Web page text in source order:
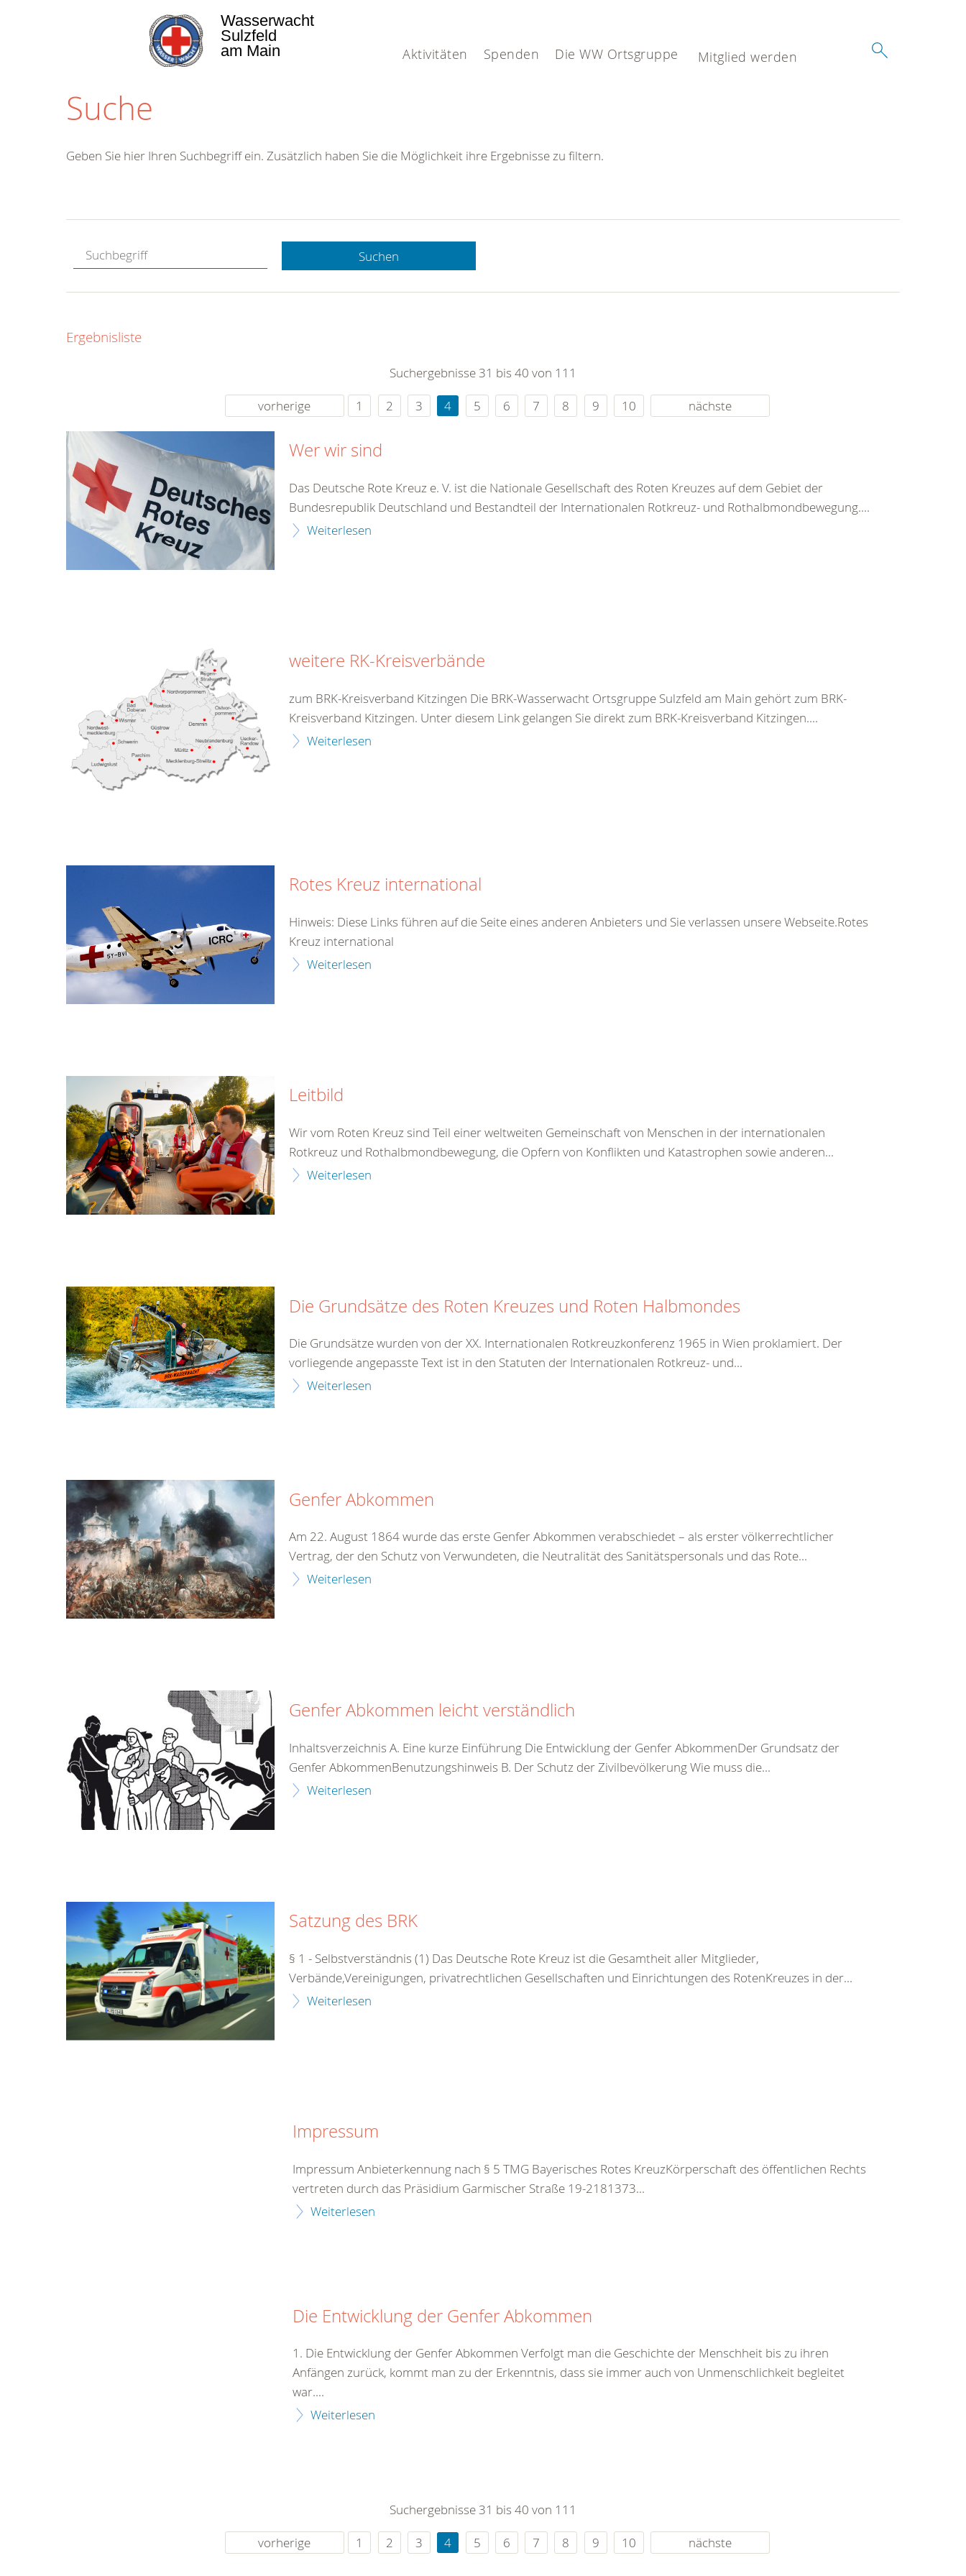
Aktivitäten Spenden Die WW Ortsgruppe Mitglied werden
Wasserwacht
Sulzfeld
am Main
Suche
Hotline.
gerne.
rund um die Uhr
Geben Sie hier Ihren Suchbegriff ein. Zusätzlich haben Sie die Möglichkeit ihre Ergebnisse zu filtern.
Suchen
Ergebnisliste
Suchergebnisse 31 bis 40 von 111
vorherige
1 2 3 4 5 6 7 8 9 10 nächste
Wer wir sind
Das Deutsche Rote Kreuz e. V. ist die Nationale Gesellschaft des Roten Kreuzes auf dem Gebiet der
Bundesrepublik Deutschland und Bestandteil der Internationalen Rotkreuz- und Rothalbmondbewegung....
Weiterlesen
weitere RK-Kreisverbände
zum BRK-Kreisverband Kitzingen Die BRK-Wasserwacht Ortsgruppe Sulzfeld am Main gehört zum BRK-
Kreisverband Kitzingen. Unter diesem Link gelangen Sie direkt zum BRK-Kreisverband Kitzingen....
Weiterlesen
Rotes Kreuz international
Hinweis: Diese Links führen auf die Seite eines anderen Anbieters und Sie verlassen unsere Webseite.Rotes
Kreuz international
Weiterlesen
Leitbild
Wir vom Roten Kreuz sind Teil einer weltweiten Gemeinschaft von Menschen in der internationalen
Rotkreuz und Rothalbmondbewegung, die Opfern von Konflikten und Katastrophen sowie anderen...
Weiterlesen
Die Grundsätze des Roten Kreuzes und Roten Halbmondes
Die Grundsätze wurden von der XX. Internationalen Rotkreuzkonferenz 1965 in Wien proklamiert. Der
vorliegende angepasste Text ist in den Statuten der Internationalen Rotkreuz- und...
Weiterlesen
Genfer Abkommen
Am 22. August 1864 wurde das erste Genfer Abkommen verabschiedet – als erster völkerrechtlicher
Vertrag, der den Schutz von Verwundeten, die Neutralität des Sanitätspersonals und das Rote...
Weiterlesen
Genfer Abkommen leicht verständlich
Inhaltsverzeichnis A. Eine kurze Einführung Die Entwicklung der Genfer AbkommenDer Grundsatz der
Genfer AbkommenBenutzungshinweis B. Der Schutz der Zivilbevölkerung Wie muss die...
Weiterlesen
Satzung des BRK
§ 1 - Selbstverständnis (1) Das Deutsche Rote Kreuz ist die Gesamtheit aller Mitglieder,
Verbände,Vereinigungen, privatrechtlichen Gesellschaften und Einrichtungen des RotenKreuzes in der...
Weiterlesen
Impressum
Impressum Anbieterkennung nach § 5 TMG Bayerisches Rotes KreuzKörperschaft des öffentlichen Rechts
vertreten durch das Präsidium Garmischer Straße 19-2181373...
Weiterlesen
Die Entwicklung der Genfer Abkommen
1. Die Entwicklung der Genfer Abkommen Verfolgt man die Geschichte der Menschheit bis zu ihren
Anfängen zurück, kommt man zu der Erkenntnis, dass sie immer auch von Unmenschlichkeit begleitet
war....
Weiterlesen
Suchergebnisse 31 bis 40 von 111
vorherige
1 2 3 4 5 6 7 8 9 10 nächste